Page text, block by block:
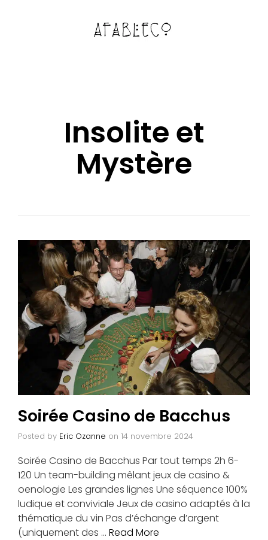
Insolite et
Mystère
Soirée Casino de Bacchus
Posted by Eric Ozanne on 14 novembre 2024
Soirée Casino de Bacchus Par tout temps 2h 6-
120 Un team-building mêlant jeux de casino &
oenologie Les grandes lignes Une séquence 100%
ludique et conviviale Jeux de casino adaptés à la
thématique du vin Pas d’échange d’argent
(uniquement des … Read More